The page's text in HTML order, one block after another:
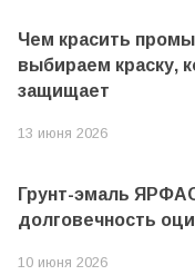
Чем красить
выбираем краску,
защищает
13 июня 2026
Грунт-эмаль
долговечность
10 июня 2026